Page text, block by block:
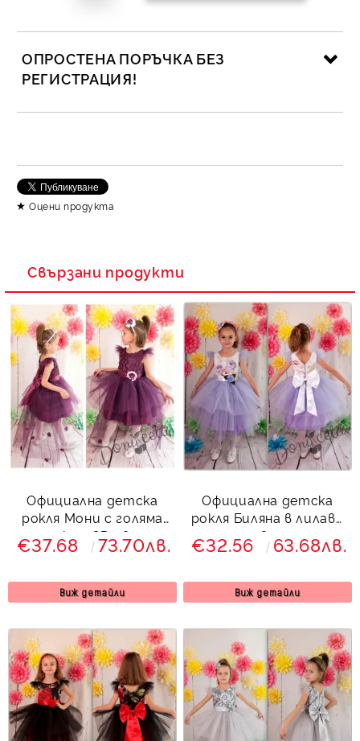
ОПРОСТЕНА ПОРЪЧКА БЕЗ
РЕГИСТРАЦИЯ!
Съгласен съм с
Оцени продукта
Свързани продукти
Официална детска
рокля Мони с голяма
панделка с 3D цветя и
с тюл в лилаво
€37.68 73.70лв.
Виж детайли
Официална детска
рокля Биляна в лилаво
с цветя
€32.56 63.68лв.
Виж детайли